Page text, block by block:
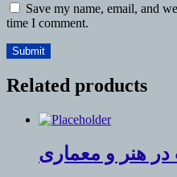
Save my name, email, and
time I comment.
Related products
در هنر و معماری